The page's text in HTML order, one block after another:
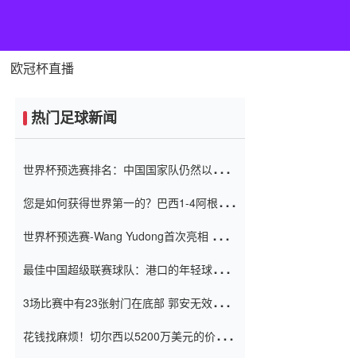
欧冠杯直播
热门足球新闻
世界杯预选赛排名：中国国家队仍然以6分
您是如何获得世界第一的？巴西1-4阿根
世界杯预选赛-Wang Yudong首次亮相 中国
最佳中国超级联赛球队：港口的年轻球员在
（Taishan）
3场比赛中有23张射门在底部 郭安无效传球
花钱找麻烦！切尔西以5200万美元的价格